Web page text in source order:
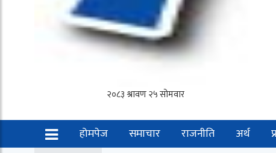
होमपेज समाचार राजनीति अर्थ